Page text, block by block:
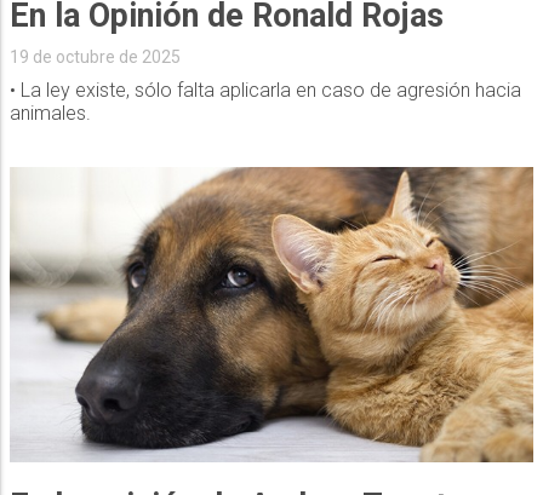
En la Opinión de Ronald Rojas
19 de octubre de 2025
• La ley existe, sólo falta aplicarla en caso de agresión hacia
animales.